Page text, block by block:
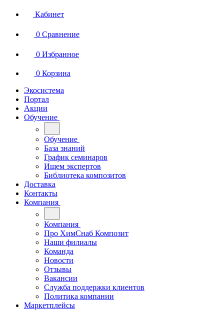
Кабинет
0 Сравнение
0 Избранное
0 Корзина
Экосистема
Портал
Акции
Обучение
Обучение
База знаний
График семинаров
Ищем экспертов
Библиотека композитов
Доставка
Контакты
Компания
Компания
Про ХимСнаб Композит
Наши филиалы
Команда
Новости
Отзывы
Вакансии
Служба поддержки клиентов
Политика компании
Маркетплейсы